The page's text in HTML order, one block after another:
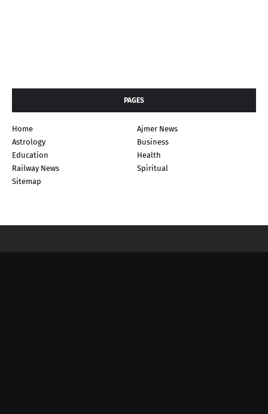
PAGES
Home
Ajmer News
Astrology
Business
Education
Health
Railway News
Spiritual
Sitemap